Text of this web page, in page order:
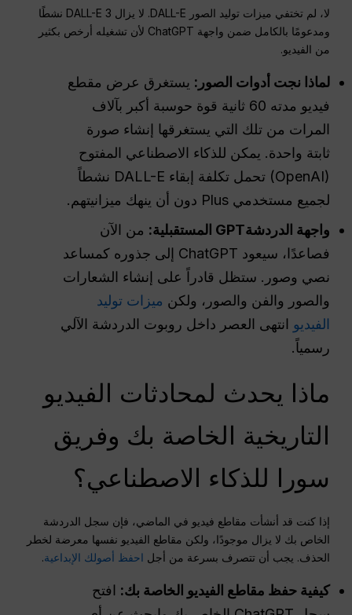
لا، لم تختفي ميزات توليد الصور DALL-E. لا يزال DALL-E 3 نشطًا
ومدعومًا بالكامل ضمن واجهة ChatGPT لأن تشغيله أرخص بكثير
من الفيديو.
لماذا نجت أدوات الصور: يستغرق عرض مقطع
فيديو مدته 60 ثانية قوة حوسبة أكبر بآلاف
المرات من تلك التي يستغرقها إنشاء صورة
ثابتة واحدة. يمكن للذكاء الاصطناعي المفتوح
(OpenAI) تحمل تكلفة إبقاء DALL-E نشطاً
لجميع مستخدمي Plus دون أن ينهك ميزانيتهم.
واجهة الدردشةGPT المستقبلية:
من الآن
فصاعدًا، سيعود ChatGPT إلى جذوره كمساعد
نصي وصور. ستظل قادراً على إنشاء الشعارات
والصور والفن والصور، ولكن ميزات توليد
الفيديو انتهى العصر داخل روبوت الدردشة الآلي
رسمياً.
ماذا يحدث لمحادثات الفيديو
التاريخية الخاصة بك وفريق
سورا للذكاء الاصطناعي؟
إذا كنت قد أنشأت مقاطع فيديو في الماضي، فإن سجل الدردشة
الخاص بك لا يزال موجودًا، ولكن مقاطع الفيديو نفسها معرضة لخطر
الحذف. يجب أن تتصرف بسرعة من أجل احفظ أصولك الإبداعية.
كيفية حفظ مقاطع الفيديو الخاصة بك: افتح